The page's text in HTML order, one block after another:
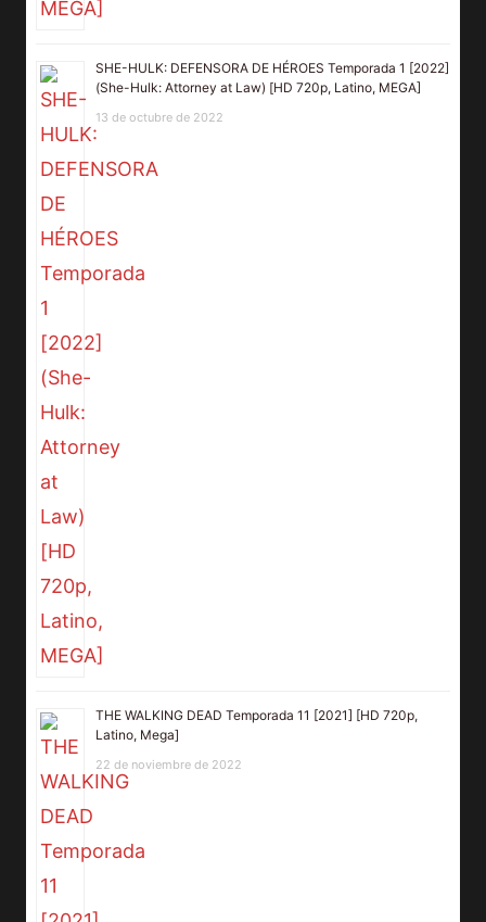
SHE-HULK: DEFENSORA DE HÉROES Temporada 1 [2022]
(She-Hulk: Attorney at Law) [HD 720p, Latino, MEGA]
13 de octubre de 2022
THE WALKING DEAD Temporada 11 [2021] [HD 720p,
Latino, Mega]
22 de noviembre de 2022